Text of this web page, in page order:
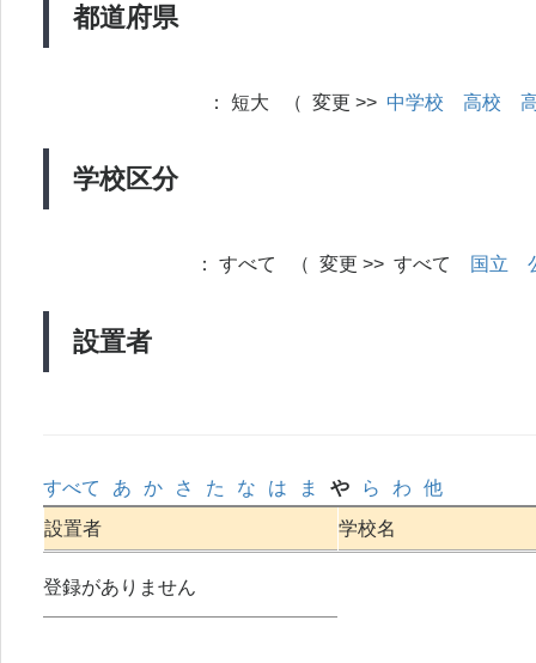
都道府県
学校区分
： 短大 （ 変更 >> 中学校 高校
設置者
： すべて （ 変更 >> すべて 国立
すべて あ か さ た な は ま や ら わ
他
設置者
学校名
登録がありません